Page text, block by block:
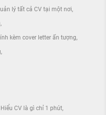
lý tất cả CV tại một nơi
kèm cover letter ấn tượng
Hiểu CV là gì chỉ 1 phút